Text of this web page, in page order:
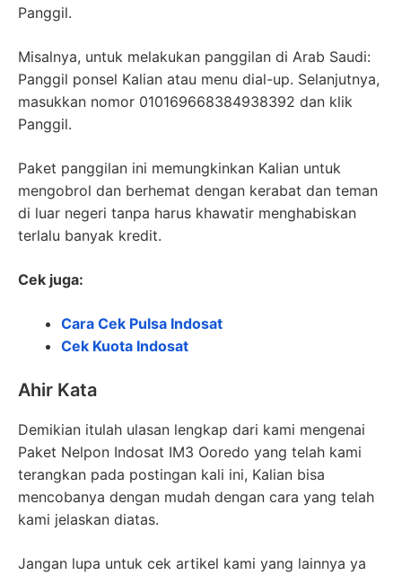
Panggil.
Misalnya, untuk melakukan panggilan di Arab Saudi:
Panggil ponsel Kalian atau menu dial-up. Selanjutnya,
masukkan nomor 010169668384938392 dan klik
Panggil.
Paket panggilan ini memungkinkan Kalian untuk
mengobrol dan berhemat dengan kerabat dan teman
di luar negeri tanpa harus khawatir menghabiskan
terlalu banyak kredit.
Cek juga:
Cara Cek Pulsa Indosat
Cek Kuota Indosat
Ahir Kata
Demikian itulah ulasan lengkap dari kami mengenai
Paket Nelpon Indosat IM3 Ooredo yang telah kami
terangkan pada postingan kali ini, Kalian bisa
mencobanya dengan mudah dengan cara yang telah
kami jelaskan diatas.
Jangan lupa untuk cek artikel kami yang lainnya ya